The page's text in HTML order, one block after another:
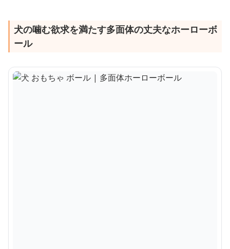
犬の噛む欲求を満たす多面体の丈夫なホーローボ
ール